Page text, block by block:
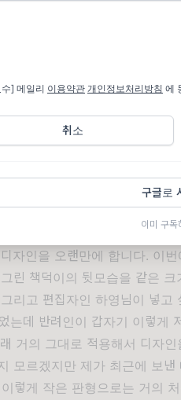
수] 메일리 이용약관 개인정보처리방침 에
취소
구글로
이미 구독
보면 한도 끝도 없으니까요.
대한 글을 읽지 않으려고 애씁
의를 기울이고요. 페이지 번호
하고 나면 이제 월요일에는 인
판을 1000부 찍을까 1500부
서 1500부로 해버렸습니다.
아봐야죠.
자인을 오랜만에 합니다. 이
린 책덕이의 뒷모습을 같은
리고 편집자인 하영님이 넣
는데 반려인이 갑자기 이렇게
거의 그대로 적용해서 디자
모르겠지만 제가 최근에 보
렇게 작은 판형으로는 거의